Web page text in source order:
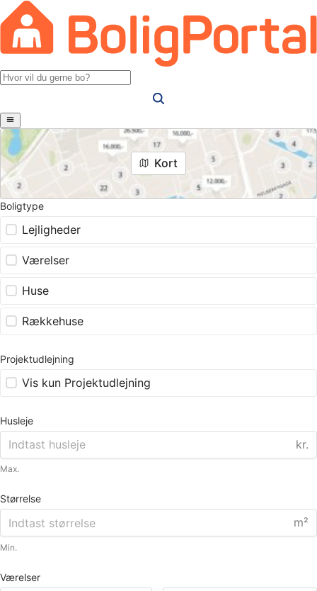
Kort
Boligtype
Lejligheder
Værelser
Huse
Rækkehuse
Projektudlejning
Vis kun Projektudlejning
Husleje
kr.
Max.
Størrelse
m²
Min.
Værelser